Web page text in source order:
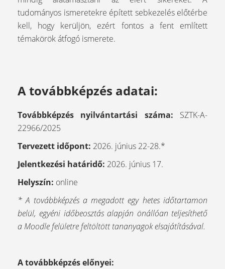
tudományos ismeretekre épített sebkezelés előtérbe
kell, hogy kerüljön, ezért fontos a fent említett
témakörök átfogó ismerete.
A továbbképzés adatai:
Továbbképzés nyilvántartási száma: SZTK-A-
22966/2025
Tervezett időpont: 2026. június 22-28.*
Jelentkezési határidő: 2026. június 17.
Helyszín: online
* A továbbképzés a megadott egy hetes időtartamon
belül, egyéni időbeosztás alapján önállóan teljesíthető
a Moodle felületre feltöltött tananyagok elsajátításával.
A továbbképzés előnyei: